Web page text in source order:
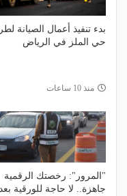
بدء تنفيذ أعمال الصيانة
حي الملز في الرياض
منذ 10 ساعات
"المرور": رخصتك الرقمية
جاهزة.. لا حاجة للورقية